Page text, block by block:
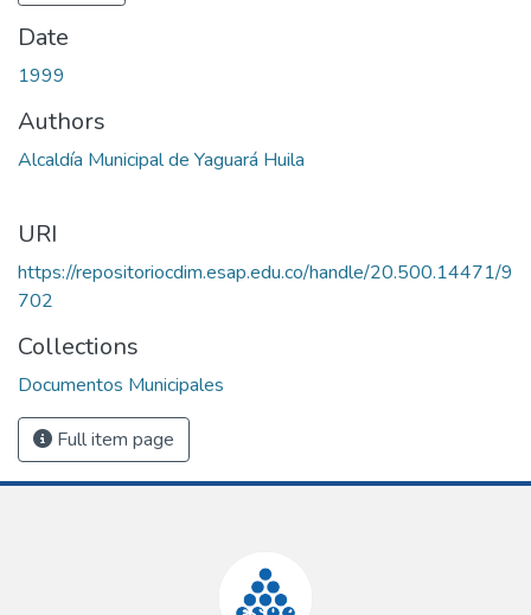
Date
1999
Authors
Alcaldía Municipal de Yaguará Huila
URI
https://repositoriocdim.esap.edu.co/handle/20.500.14471/9
702
Collections
Documentos Municipales
Full item page